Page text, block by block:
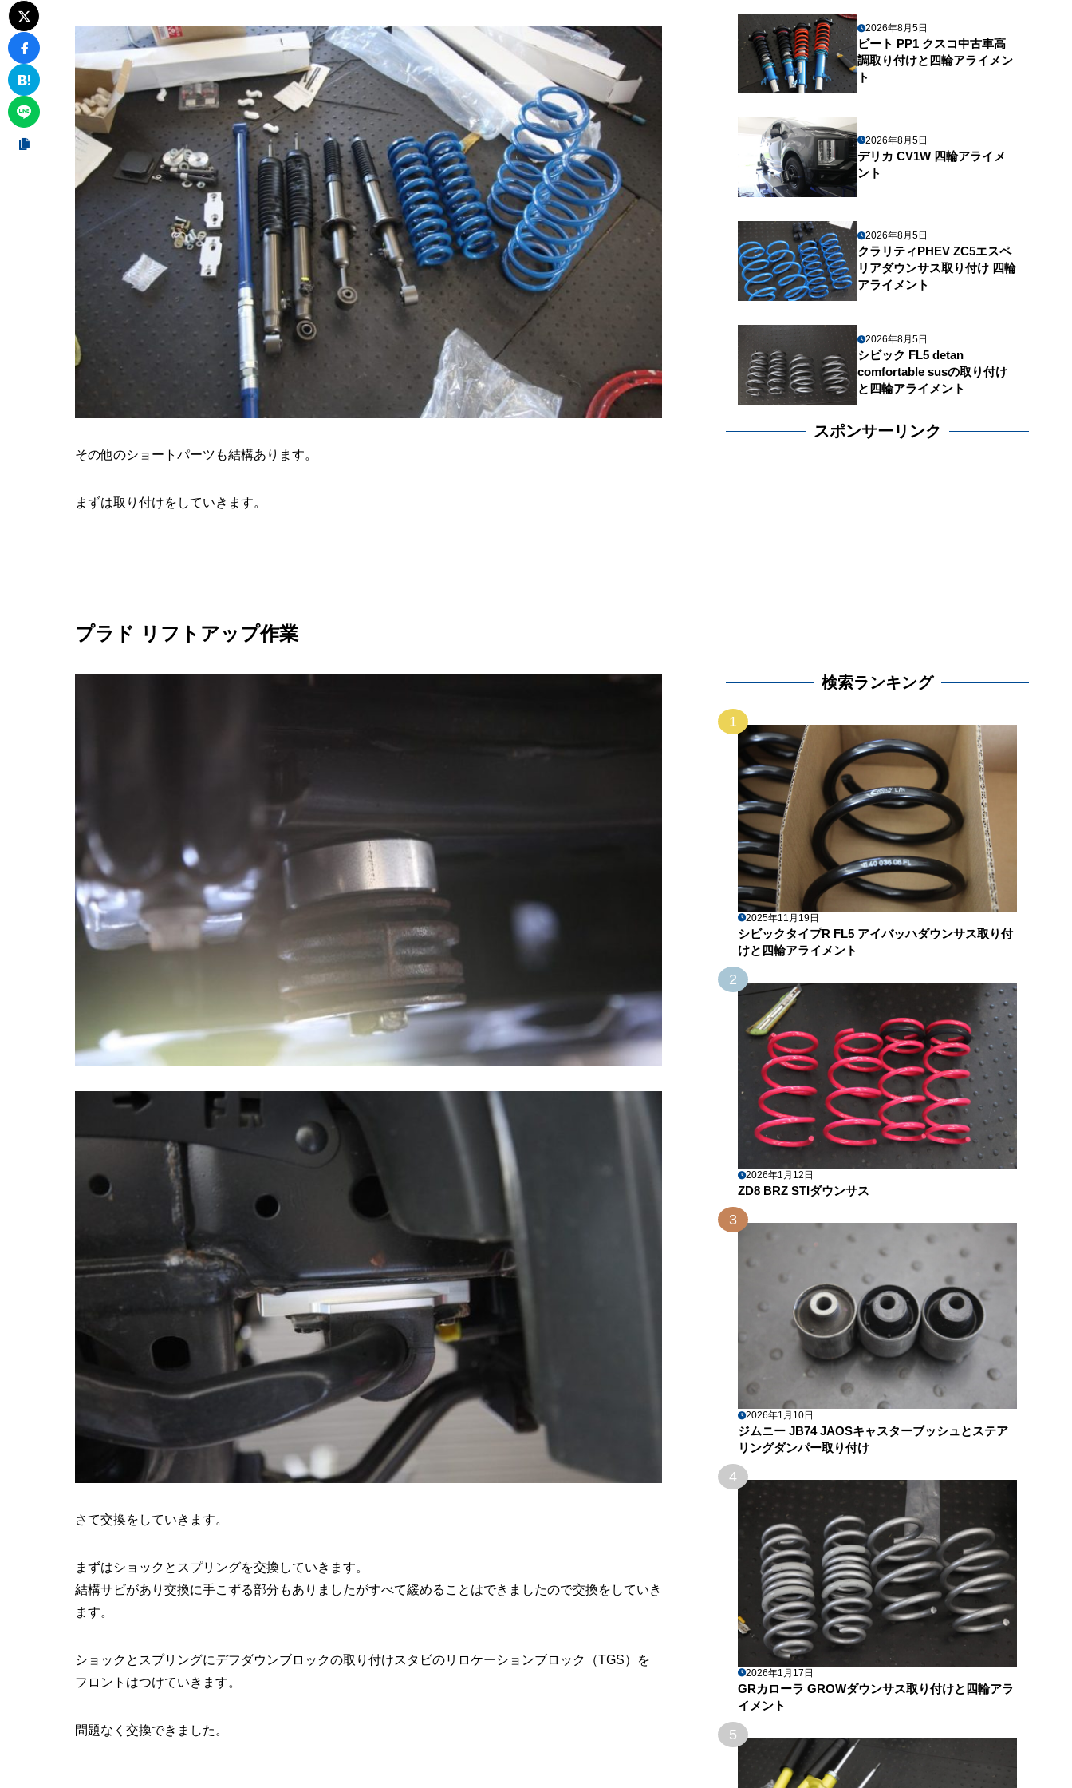
その他のショートパーツも結構あります。
まずは取り付けをしていきます。
プラド リフトアップ作業
さて交換をしていきます。
まずはショックとスプリングを交換していきます。
結構サビがあり交換に手こずる部分もありましたがすべて緩めることはできましたので交換をしていき
ます。
ショックとスプリングにデフダウンブロックの取り付けスタビのリロケーションブロック（TGS）を
フロントはつけていきます。
問題なく交換できました。
2026年8月5日
ビート PP1 クスコ中古車高
調取り付けと四輪アライメン
ト
2026年8月5日
デリカ CV1W 四輪アライメ
ント
2026年8月5日
クラリティPHEV ZC5エスペ
リアダウンサス取り付け 四輪
アライメント
2026年8月5日
シビック FL5 detan
comfortable susの取り付け
と四輪アライメント
スポンサーリンク
検索ランキング
1
2025年11月19日
シビックタイプR FL5 アイバッハダウンサス取り付
けと四輪アライメント
2
2026年1月12日
ZD8 BRZ STIダウンサス
3
2026年1月10日
ジムニー JB74 JAOSキャスターブッシュとステア
リングダンパー取り付け
4
2026年1月17日
GRカローラ GROWダウンサス取り付けと四輪アラ
イメント
5